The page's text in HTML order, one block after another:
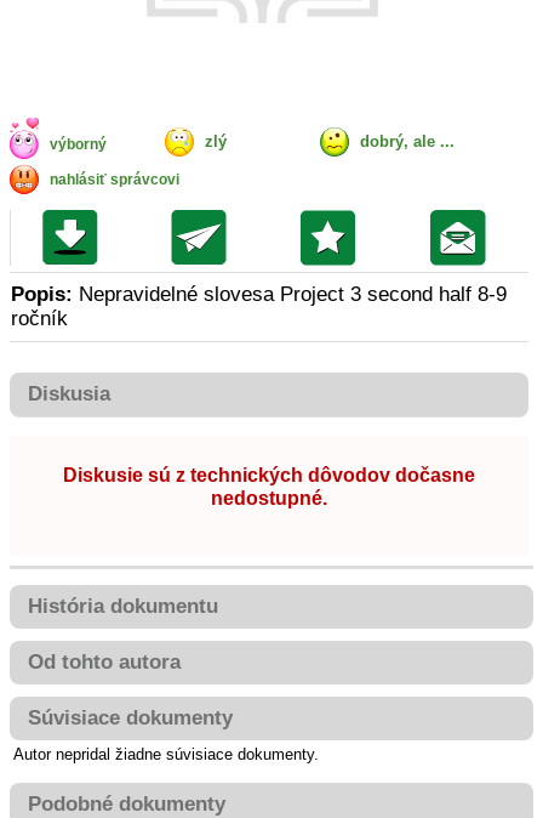
výborný zlý dobrý, ale ...
nahlásiť správcovi
Popis: Nepravidelné slovesa Project 3 second half 8-9
ročník
Diskusia
Diskusie sú z technických dôvodov dočasne
nedostupné.
História dokumentu
Od tohto autora
Súvisiace dokumenty
Autor nepridal žiadne súvisiace dokumenty.
Podobné dokumenty